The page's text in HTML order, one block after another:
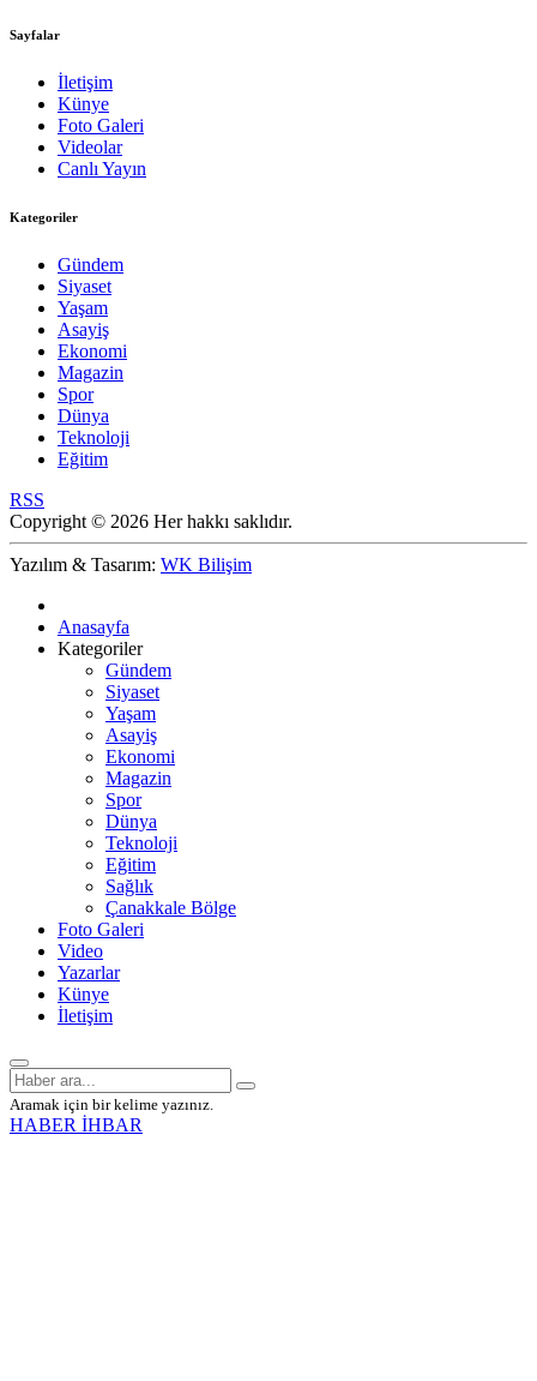
Sayfalar
İletişim
Künye
Foto Galeri
Videolar
Canlı Yayın
Kategoriler
Gündem
Siyaset
Yaşam
Asayiş
Ekonomi
Magazin
Spor
Dünya
Teknoloji
Eğitim
RSS
Copyright © 2026 Her hakkı saklıdır.
Yazılım & Tasarım: WK Bilişim
Anasayfa
Kategoriler
Gündem
Siyaset
Yaşam
Asayiş
Ekonomi
Magazin
Spor
Dünya
Teknoloji
Eğitim
Sağlık
Çanakkale Bölge
Foto Galeri
Video
Yazarlar
Künye
İletişim
Aramak için bir kelime yazınız.
HABER İHBAR